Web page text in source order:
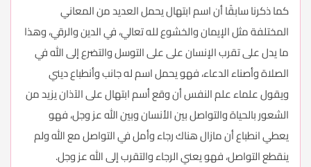
كما ذكرنا سابقًا أن اسم ابتهال يحمل العديد من المعاني
المختلفة مثل الإيمان والخشوع لله تعالي، في الدين والرقي، وهذا
ما يدل على تقرب الإنسان على على التوسل والتضرع إلى الله في
الصلاة وأصناء الدعاء، فهو يحمل اسم له جانب وأنطباع ديني
ويقول علماء علم النفس أن وقع أسم ابتهال على الآذان يزيد من
الشعور بالحياة والتواصل بين الأنسان وبين الله عز وجل، فهو
يعطي انطباع أن مازال هناك رجاء وأمل في التواصل مع الله ولم
ينقطع التواصل، فهو يعني الرجاء والتقرب إلى الله عز وجل.